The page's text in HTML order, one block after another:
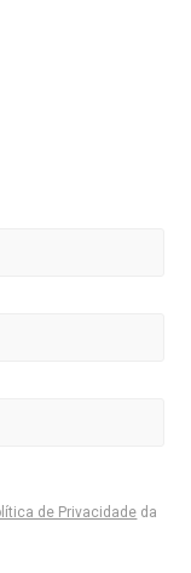
de Privacidade da